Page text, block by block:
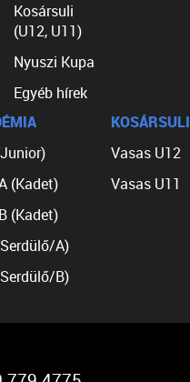
Kosársuli
(U12, U11)
Nyuszi Kupa
Egyéb hírek
(Kadet)
(Kadet)
A)
B)
KOSÁRSULI
Vasas U12
Vasas U11